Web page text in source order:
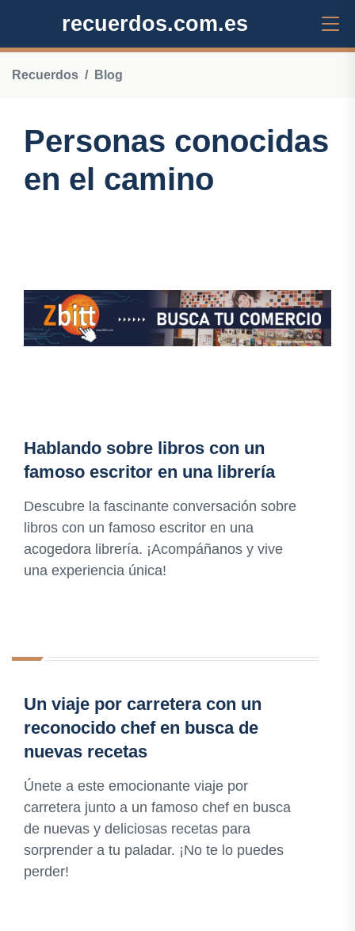
recuerdos.com.es
Recuerdos Blog
Personas conocidas
en el camino
Hablando sobre libros con un
famoso escritor en una librería
Descubre la fascinante conversación sobre
libros con un famoso escritor en una
acogedora librería. ¡Acompáñanos y vive
una experiencia única!
Un viaje por carretera con un
reconocido chef en busca de
nuevas recetas
Únete a este emocionante viaje por
carretera junto a un famoso chef en busca
de nuevas y deliciosas recetas para
sorprender a tu paladar. ¡No te lo puedes
perder!